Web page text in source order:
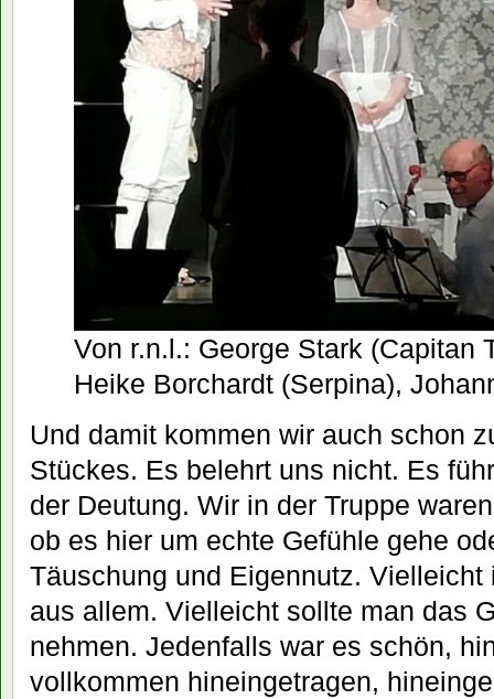
Von r.n.l.: George Stark (Capitan
Heike Borchardt (Serpina),
Und damit kommen wir auch schon
Stückes. Es belehrt uns nicht. Es
der Deutung. Wir in der Truppe
ob es hier um echte Gefühle gehe
Täuschung und Eigennutz.
aus allem. Vielleicht sollte man das
nehmen. Jedenfalls war es schön,
vollkommen hineingetragen,